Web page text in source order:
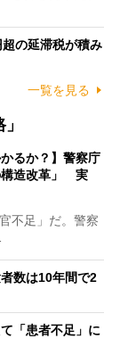
の延滞税が積み
一覧を見る
るか？】警察庁
構造改革」 実
不足」だ。警察
数は10年間で2
「患者不足」に